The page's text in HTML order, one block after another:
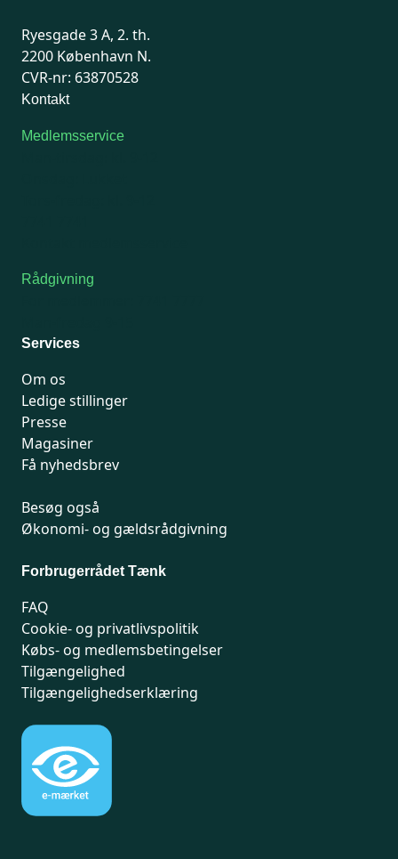
Ryesgade 3 A, 2. th.
2200 København N.
CVR-nr: 63870528
Kontakt
Medlemsservice
Rådgivning
Services
Om os
Ledige stillinger
Presse
Magasiner
Få nyhedsbrev
Besøg også
Økonomi- og gældsrådgivning
Forbrugerrådet Tænk
FAQ
Cookie- og privatlivspolitik
Købs- og medlemsbetingelser
Tilgængelighed
Tilgængelighedserklæring